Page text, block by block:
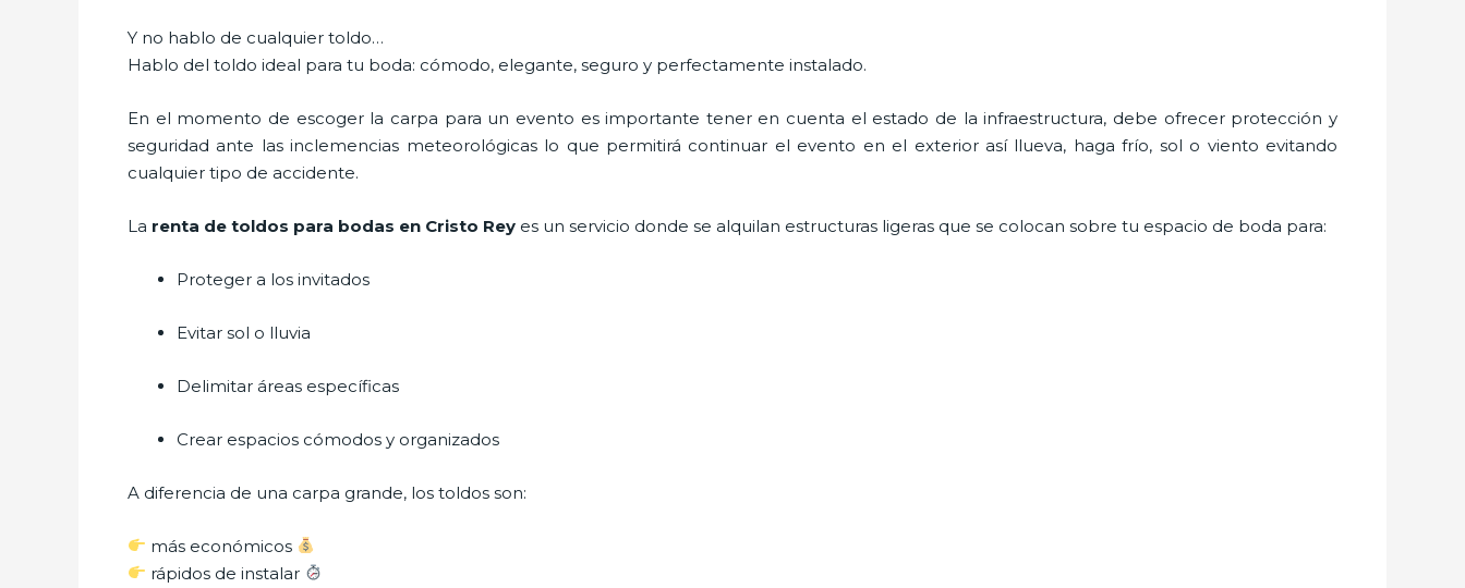
Y no hablo de cualquier toldo…
Hablo del toldo ideal para tu boda: cómodo, elegante, seguro y perfectamente instalado.
En el momento de escoger la carpa para un evento es importante tener en cuenta el estado de la infraestructura, debe ofrecer protección y
seguridad ante las inclemencias meteorológicas lo que permitirá continuar el evento en el exterior así llueva, haga frío, sol o viento evitando
cualquier tipo de accidente.
La renta de toldos para bodas en Cristo Rey es un servicio donde se alquilan estructuras ligeras que se colocan sobre tu espacio de boda para:
Proteger a los invitados
Evitar sol o lluvia
Delimitar áreas específicas
Crear espacios cómodos y organizados
A diferencia de una carpa grande, los toldos son:
más económicos
rápidos de instalar